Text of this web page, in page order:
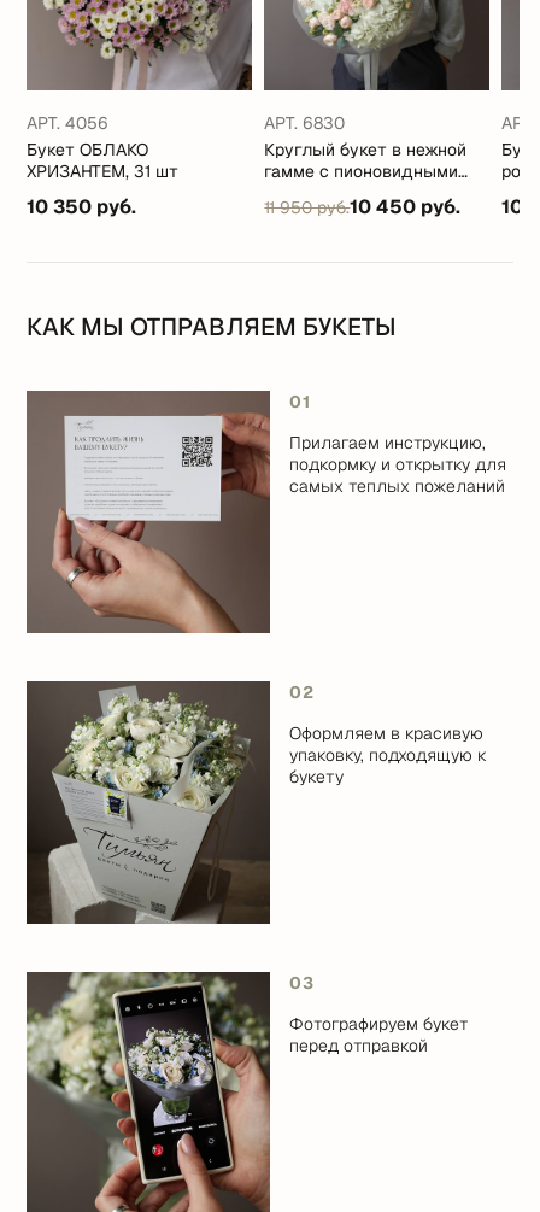
АРТ. 4056
Букет ОБЛАКО
ХРИЗАНТЕМ, 31 шт
10 350 руб.
АРТ. 6830
Круглый букет в нежной
гамме с пионовидными
розочками, гортензией и
мини ромашками10 450 руб.
11 950 руб. 10
КАК МЫ ОТПРАВЛЯЕМ БУКЕТЫ
01
Прилагаем инструкцию,
подкормку и открытку для
самых теплых пожеланий
02
Оформляем в красивую
упаковку, подходящую к
букету
03
Фотографируем букет
перед отправкой